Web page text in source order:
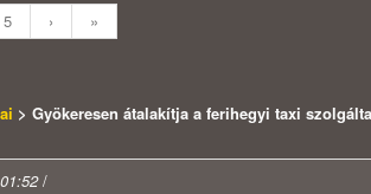
5 › »
> Gyökeresen átalakítja a ferihegyi taxi
/